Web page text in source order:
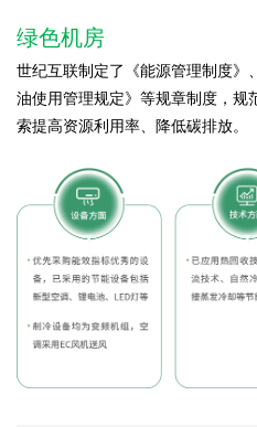
绿色机房
世纪互联制定了《能源管理制度》
油使用管理规定》等规章制度，规
索提高资源利用率、降低碳排放。